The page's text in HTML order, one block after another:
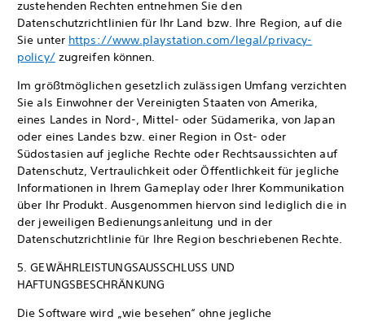
zustehenden Rechten entnehmen Sie den
Datenschutzrichtlinien für Ihr Land bzw. Ihre Region, auf die
Sie unter https://www.playstation.com/legal/privacy-
policy/zugreifen können.
Im größtmöglichen gesetzlich zulässigen Umfang verzichten
Sie als Einwohner der Vereinigten Staaten von Amerika,
eines Landes in Nord-, Mittel- oder Südamerika, von Japan
oder eines Landes bzw. einer Region in Ost- oder
Südostasien auf jegliche Rechte oder Rechtsaussichten auf
Datenschutz, Vertraulichkeit oder Öffentlichkeit für jegliche
Informationen in Ihrem Gameplay oder Ihrer Kommunikation
über Ihr Produkt. Ausgenommen hiervon sind lediglich die in
der jeweiligen Bedienungsanleitung und in der
Datenschutzrichtlinie für Ihre Region beschriebenen Rechte.
5. GEWÄHRLEISTUNGSAUSSCHLUSS UND
HAFTUNGSBESCHRÄNKUNG
Die Software wird „wie besehen“ ohne jegliche